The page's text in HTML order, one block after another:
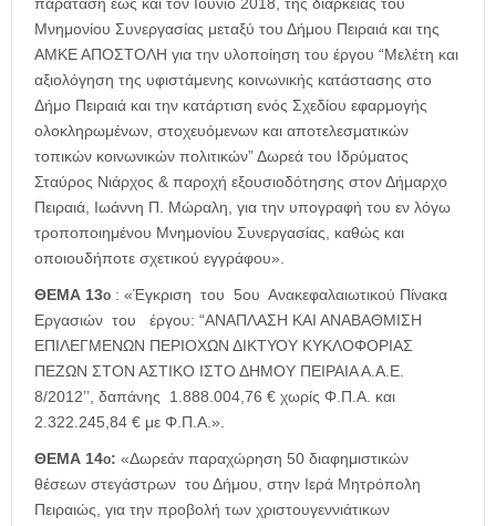
παράταση έως και τον Ιούνιο 2018, της διάρκειας του
Μνημονίου Συνεργασίας μεταξύ του Δήμου Πειραιά και της
ΑΜΚΕ ΑΠΟΣΤΟΛΗ για την υλοποίηση του έργου “Μελέτη και
αξιολόγηση της υφιστάμενης κοινωνικής κατάστασης στο
Δήμο Πειραιά και την κατάρτιση ενός Σχεδίου εφαρμογής
ολοκληρωμένων, στοχευόμενων και αποτελεσματικών
τοπικών κοινωνικών πολιτικών” Δωρεά του Ιδρύματος
Σταύρος Νιάρχος & παροχή εξουσιοδότησης στον Δήμαρχο
Πειραιά, Ιωάννη Π. Μώραλη, για την υπογραφή του εν λόγω
τροποποιημένου Μνημονίου Συνεργασίας, καθώς και
οποιουδήποτε σχετικού εγγράφου».
ΘΕΜΑ 13ο : «Έγκριση του 5ου Ανακεφαλαιωτικού Πίνακα
Εργασιών του έργου: “ΑΝΑΠΛΑΣΗ ΚΑΙ ΑΝΑΒΑΘΜΙΣΗ
ΕΠΙΛΕΓΜΕΝΩΝ ΠΕΡΙΟΧΩΝ ΔΙΚΤΥΟΥ ΚΥΚΛΟΦΟΡΙΑΣ
ΠΕΖΩΝ ΣΤΟΝ ΑΣΤΙΚΟ ΙΣΤΟ ΔΗΜΟΥ ΠΕΙΡΑΙΑ Α.Α.Ε.
8/2012’’, δαπάνης 1.888.004,76 € χωρίς Φ.Π.Α. και
2.322.245,84 € με Φ.Π.Α.».
ΘΕΜΑ 14ο: «Δωρεάν παραχώρηση 50 διαφημιστικών
θέσεων στεγάστρων του Δήμου, στην Ιερά Μητρόπολη
Πειραιώς, για την προβολή των χριστουγεννιάτικων